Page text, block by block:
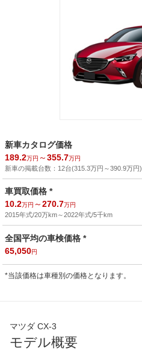
新車カタログ価格
189.2万円 ～355.7万円
新車の掲載台数： 12台(315.3万円 ～390.9万円)
車買取価格 *
10.2万円 ～270.7万円
2015年式/20万km～2022年式/5千km
全国平均の車検価格 *
65,050円
*当該価格は車種別の価格となります。
マツダ CX-3
モデル概要